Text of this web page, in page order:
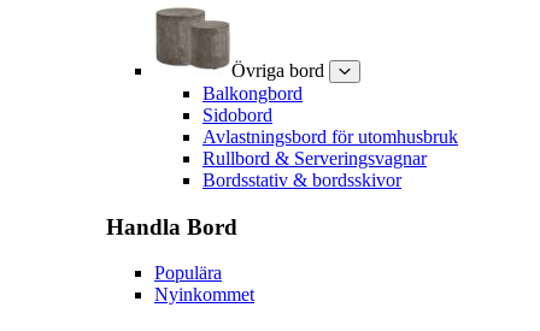
Övriga bord
Balkongbord
Sidobord
Avlastningsbord för utomhusbruk
Rullbord & Serveringsvagnar
Bordsstativ & bordsskivor
Handla Bord
Populära
Nyinkommet